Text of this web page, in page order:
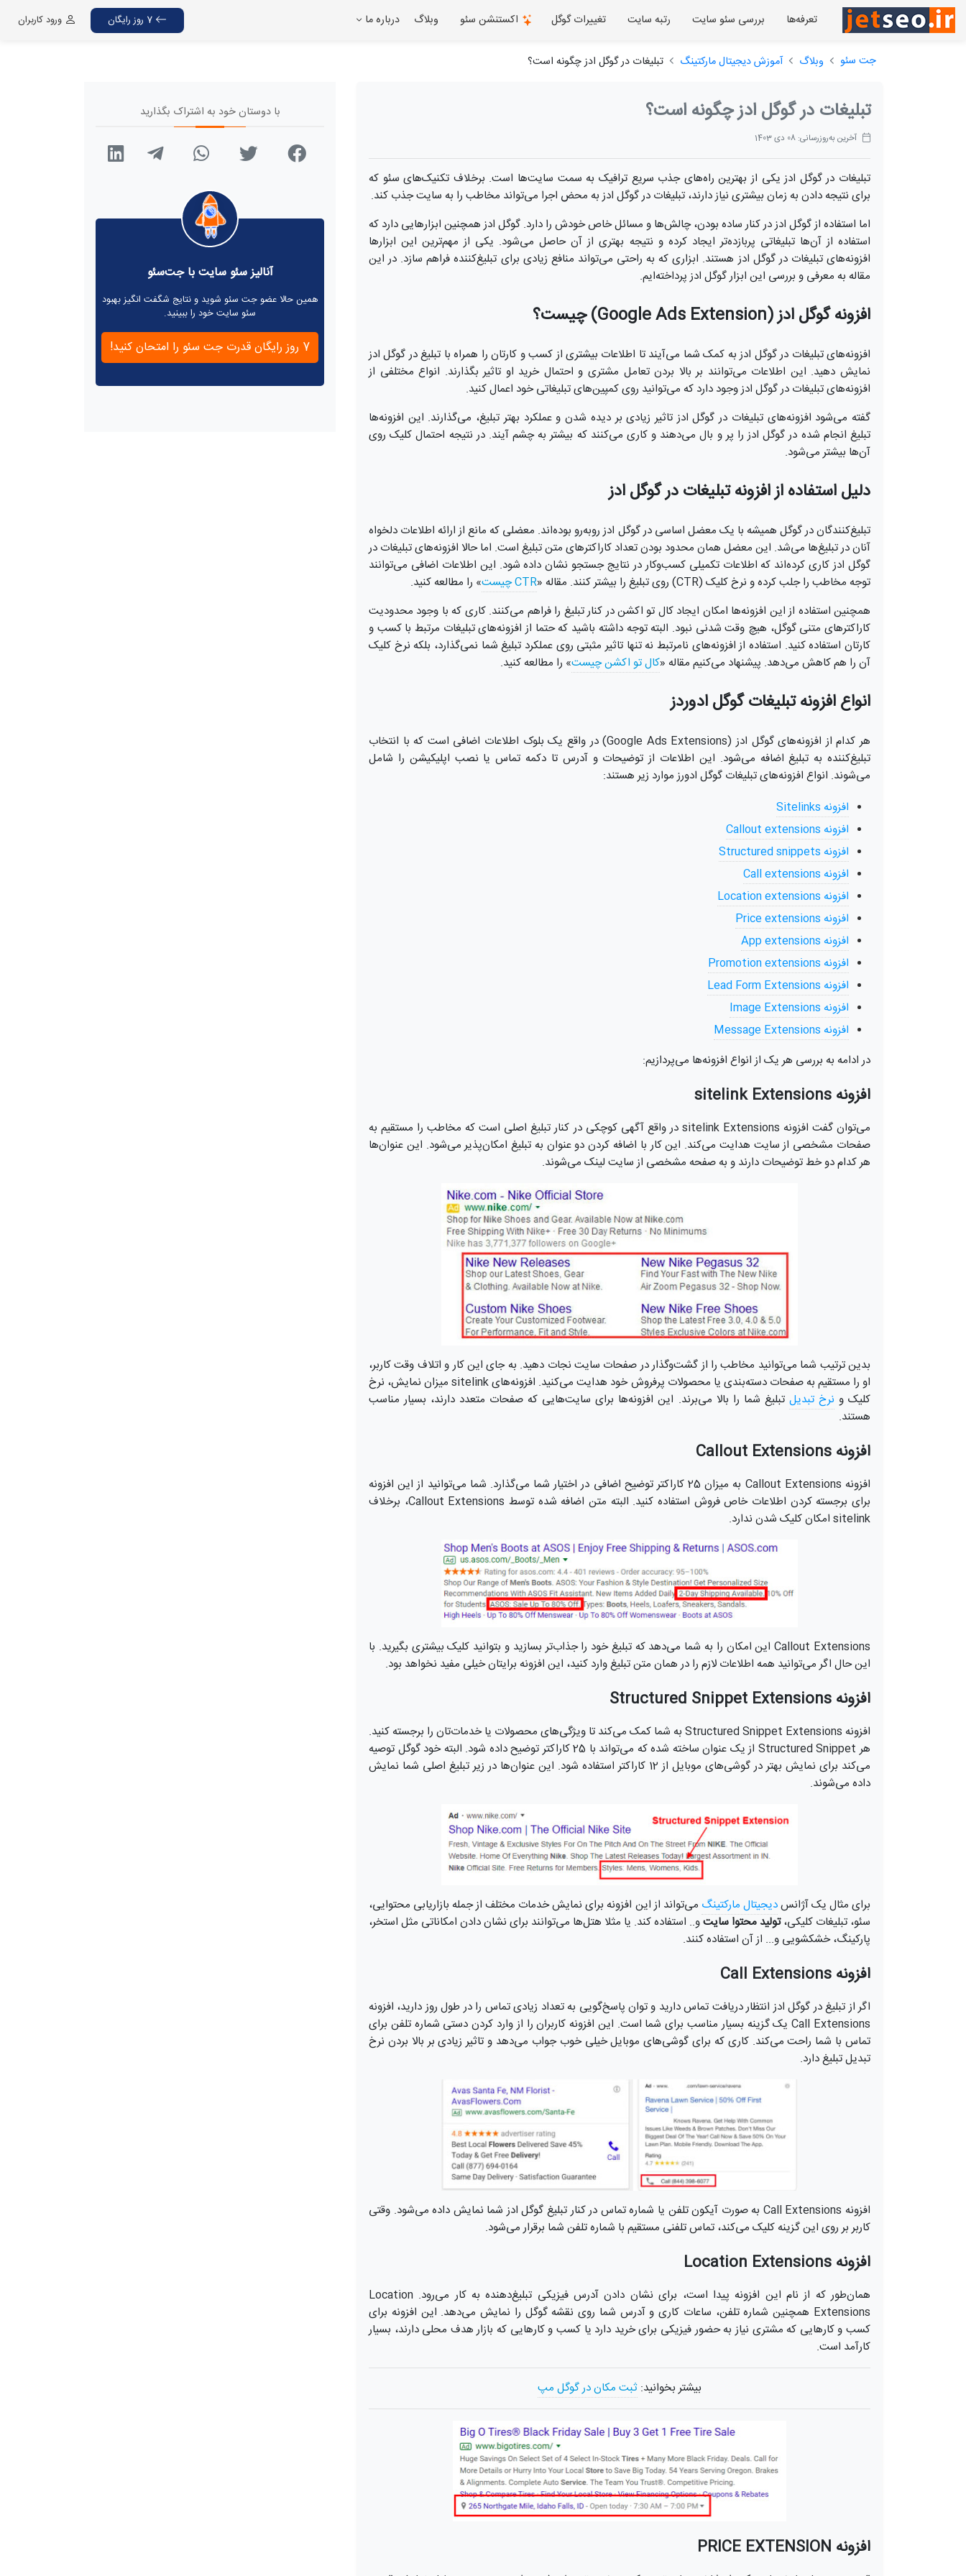
تعرفه‌ها بررسی سئو سایت رتبه سایت تغییرات گوگل اکستنشن سئو وبلاگ درباره ما ورود کاربران
جت سئو وبلاگ آموزش دیجیتال مارکتینگ تبلیغات در گوگل ادز چگونه است؟
تبلیغات در گوگل ادز چگونه است؟
آخرین به‌روزرسانی: 08 دی 1403
تبلیغات در گوگل ادز یکی از بهترین راه‌های جذب سریع ترافیک به سمت سایت‌ها است. برخلاف تکنیک‌های سئو که
برای نتیجه ‌دادن به زمان بیشتری نیاز دارند، تبلیغات در گوگل ادز به محض اجرا می‌تواند مخاطب را به سایت جذب کند.
اما استفاده از گوگل ادز در کنار ساده بودن، چالش‌ها و مسائل خاص خودش را دارد. گوگل ادز همچنین ابزارهایی دارد که
استفاده از آن‌ها تبلیغاتی پربازده‌تر ایجاد کرده و نتیجه بهتری از آن حاصل می‌شود. یکی از مهم‌ترین این ابزارها
افزونه‌های تبلیغات در گوگل ادز هستند. ابزاری که به راحتی می‌تواند منافع زیادی برای تبلیغ‌کننده فراهم سازد. در این
مقاله به معرفی و بررسی این ابزار گوگل ادز پرداخته‌ایم.
افزونه گوگل ادز (Google Ads Extension) چیست؟
افزونه‌های تبلیغات در گوگل ادز به کمک شما می‌آیند تا اطلاعات بیشتری از کسب و کارتان را همراه با تبلیغ در گوگل ادز
نمایش دهید. این اطلاعات می‌توانند بر بالا بردن تعامل مشتری و احتمال خرید او تاثیر بگذارند. انواع مختلفی از
افزونه‌های تبلیغات در گوگل ادز وجود دارد که می‌توانید روی کمپین‌های تبلیغاتی خود اعمال کنید.
گفته می‌شود افزونه‌های تبلیغات در گوگل ادز تاثیر زیادی بر دیده ‌شدن و عملکرد بهتر تبلیغ، می‌گذارند. این افزونه‌ها
تبلیغ انجام شده در گوگل ادز را پر و بال می‌دهند و کاری ‌می‌کنند که بیشتر به چشم آیند. در نتیجه احتمال کلیک روی
آن‌ها بیشتر می‌شود.
دلیل استفاده از افزونه تبلیغات در گوگل ادز
تبلیغ‌کنندگان در گوگل همیشه با یک معضل اساسی در گوگل ادز روبه‌رو بوده‌اند. معضلی که مانع از ارائه اطلاعات دلخواه
آنان در تبلیغ‌ها می‌شد. این معضل همان محدود بودن تعداد کاراکترهای متن تبلیغ است. اما حالا افزونه‌های تبلیغات در
گوگل ادز کاری کرده‌اند که اطلاعات تکمیلی کسب‌وکار در نتایج جستجو نشان داده شود. این اطلاعات اضافی می‌توانند
توجه مخاطب را جلب کرده و نرخ کلیک (CTR) روی تبلیغ را بیشتر کنند. مقاله «
CTR چیست
» را مطالعه کنید.
همچنین استفاده از این افزونه‌ها امکان ایجاد کال تو اکشن در کنار تبلیغ را فراهم می‌کنند. کاری که با وجود محدودیت
کاراکترهای متنی گوگل، هیچ وقت شدنی نبود. البته توجه داشته باشید که حتما از افزونه‌های تبلیغات مرتبط با کسب و
کارتان استفاده کنید. استفاده از افزونه‌های نامرتبط نه‌ تنها تاثیر مثبتی روی عملکرد تبلیغ شما نمی‌گذارد، بلکه نرخ کلیک
آن را هم کاهش می‌دهد. پیشنهاد می‌کنیم مقاله «کال تو اکشن چیست» را مطالعه کنید.
انواع افزونه تبلیغات گوگل ادوردز
هر کدام از افزونه‌های گوگل ادز (Google Ads Extensions) در واقع یک بلوک اطلاعات اضافی است که با انتخاب
تبلیغ‌کننده به تبلیغ اضافه می‌شود. این اطلاعات از توضیحات و آدرس تا دکمه تماس یا نصب اپلیکیشن را شامل
می‌شوند. انواع افزونه‌‌های تبلیغات گوگل ادورز موارد زیر هستند:
افزونه Sitelinks
افزونه Callout extensions
افزونه Structured snippets
افزونه Call extensions
افزونه Location extensions
افزونه Price extensions
افزونه App extensions
افزونه Promotion extensions
افزونه Lead Form Extensions
افزونه Image Extensions
افزونه Message Extensions
در ادامه به بررسی هر یک از انواع افزونه‌ها می‌پردازیم:
افزونه‌ sitelink Extensions
می‌توان گفت افزونه‌ sitelink Extensions در واقع آگهی‌ کوچکی در کنار تبلیغ اصلی است که مخاطب را مستقیم به
صفحات مشخصی از سایت هدایت می‌کند. این کار با اضافه ‌کردن دو عنوان به تبلیغ امکان‌پذیر می‌شود. این عنوان‌ها
هر کدام دو خط توضیحات دارند و به صفحه مشخصی از سایت لینک می‌شوند.
بدین ترتیب شما می‌توانید مخاطب را از گشت‌وگذار در صفحات سایت نجات دهید. به جای این کار و اتلاف وقت کاربر،
او را مستقیم به صفحات دسته‌بندی یا محصولات پرفروش خود هدایت می‌کنید. افزونه‌های sitelink میزان نمایش، نرخ
کلیک و نرخ تبدیل تبلیغ شما را بالا می‌برند. این افزونه‌ها برای سایت‌هایی که صفحات متعدد دارند، بسیار مناسب
هستند.
افزونه Callout Extensions
افزونه Callout Extensions به میزان 25 کاراکتر توضیح اضافی در اختیار شما می‌گذارد. شما می‌توانید از این افزونه
برای برجسته ‌کردن اطلاعات خاص فروش استفاده کنید. البته متن اضافه شده توسط Callout Extensions، برخلاف
sitelink امکان کلیک ‌شدن ندارد.
Callout Extensions این امکان را به شما می‌دهد که تبلیغ خود را جذاب‌تر بسازید و بتوانید کلیک بیشتری بگیرید. با
این حال اگر می‌توانید همه اطلاعات لازم را در همان متن تبلیغ وارد کنید، این افزونه برایتان خیلی مفید نخواهد بود.
افزونه Structured Snippet Extensions
افزونه Structured Snippet Extensions به شما کمک می‌کند تا ویژگی‌های محصولات یا خدمات‌تان را برجسته کنید.
هر Structured Snippet از یک عنوان ساخته شده که می‌تواند با 25 کاراکتر توضیح داده شود. البته خود گوگل توصیه
می‌کند برای نمایش بهتر در گوشی‌های موبایل از 12 کاراکتر استفاده شود. این عنوان‌ها در زیر تبلیغ اصلی شما نمایش
داده می‌شوند.
برای مثال یک آژانسدیجیتال مارکتینگ می‌تواند از این افزونه برای نمایش خدمات مختلف از جمله بازاریابی محتوایی،
سئو، تبلیغات کلیکی،تولید محتوا سایتو.. استفاده کند. یا مثلا هتل‌ها می‌توانند برای نشان‌ دادن امکاناتی مثل استخر،
پارکینگ، خشکشویی و... از آن استفاده کنند.
افزونه Call Extensions
اگر از تبلیغ در گوگل ادز انتظار دریافت تماس دارید و توان پاسخ‌گویی به تعداد زیادی تماس را در طول روز دارید، افزونه
Call Extensions یک گزینه بسیار مناسب برای شما است. این افزونه کاربران را از وارد کردن دستی شماره تلفن برای
تماس با شما راحت می‌کند. کاری که برای گوشی‌های موبایل خیلی خوب جواب می‌دهد و تاثیر زیادی بر بالا بردن نرخ
تبدیل تبلیغ دارد.
افزونه Call Extensions به صورت آیکون تلفن یا شماره تماس در کنار تبلیغ گوگل ادز شما نمایش داده می‌شود. وقتی
کاربر بر روی این گزینه کلیک می‌کند، تماس تلفنی مستقیم با شماره تلفن شما برقرار می‌شود.
افزونه Location Extensions
همان‌طور که از نام این افزونه پیدا است، برای نشان دادن آدرس فیزیکی تبلیغ‌دهنده به کار می‌رود. Location
Extensions همچنین شماره تلفن، ساعات کاری و آدرس شما روی نقشه گوگل را نمایش می‌دهد. این افزونه برای
کسب و کارهایی که مشتری نیاز به حضور فیزیکی برای خرید دارد یا کسب و کارهایی که بازار هدف محلی دارند، بسیار
کارآمد است.
بیشتر بخوانید: ثبت مکان در گوگل مپ
افزونه PRICE EXTENSION
با دوستان خود به اشتراک بگذارید
آنالیز سئو سایت با جت‌سئو
همین حالا عضو جت سئو شوید و نتایج شگفت انگیز بهبود
سئو سایت خود را ببینید.
7 روز رایگان قدرت جت سئو را امتحان کنید!